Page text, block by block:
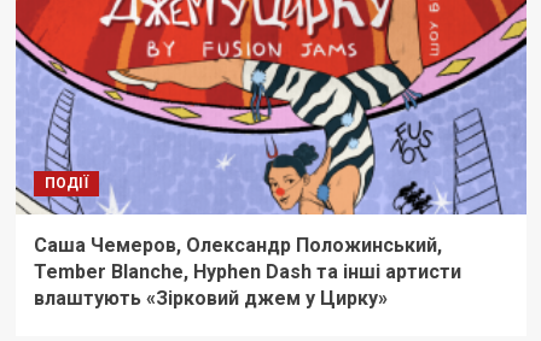
ПОДІЇ
Саша Чемеров, Олександр Положинський,
Tember Blanche, Hyphen Dash та інші артисти
влаштують «Зірковий джем у Цирку»